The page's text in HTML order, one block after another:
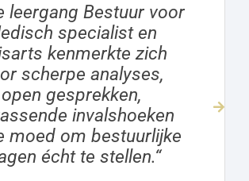
leergang Bestuur voor
specialist en
kenmerkte zich
scherpe analyses,
open gesprekken,
invalshoeken
moed om bestuurlijke
écht te stellen.“